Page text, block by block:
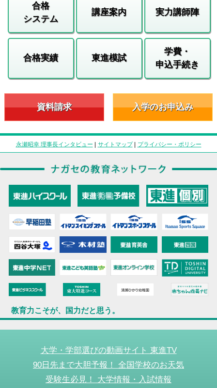
合格
システム
講座案内 実力講師陣
合格実績 東進模試
学費・
申込手続き
資料請求 入学のお申込み
永瀬昭幸 理事長インタビュー | サイトマップ| プライバシー・ポリシー
教育力こそが、国力だと思う。
大学・学部選びの動画サイト 東進TV
90日先まで大胆予報！ 全国学校のお天気
受験生必見！ 大学情報・入試情報